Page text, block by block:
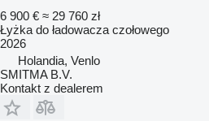
6 900 € ≈ 29 760 zł
Łyżka do ładowacza czołowego
2026
Holandia, Venlo
SMITMA B.V.
Kontakt z dealerem